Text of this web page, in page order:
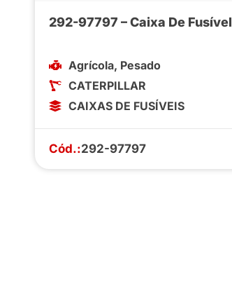
292-97797 – Caixa De Fusível
Agrícola, Pesado
CATERPILLAR
CAIXAS DE FUSÍVEIS
Cód.:292-97797